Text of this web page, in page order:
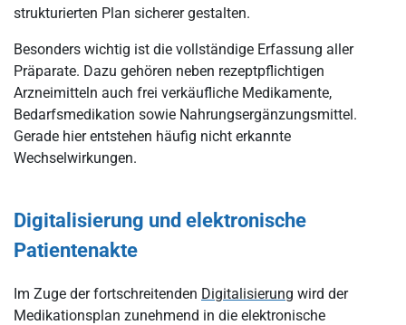
strukturierten Plan sicherer gestalten.
Besonders wichtig ist die vollständige Erfassung aller
Präparate. Dazu gehören neben rezeptpflichtigen
Arzneimitteln auch frei verkäufliche Medikamente,
Bedarfsmedikation sowie Nahrungsergänzungsmittel.
Gerade hier entstehen häufig nicht erkannte
Wechselwirkungen.
Digitalisierung und elektronische
Patientenakte
Im Zuge der fortschreitenden Digitalisierung wird der
Medikationsplan zunehmend in die elektronische